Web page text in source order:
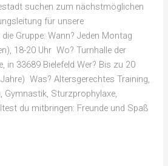
suchen zum nächstmöglichen
für unsere
Gruppe: Wann? Jeden Montag
18-20 Uhr Wo? Turnhalle der
in 33689 Bielefeld Wer? Bis zu 20
Was? Altersgerechtes Training,
Gymnastik, Sturzprophylaxe,
du mitbringen: Freunde und Spaß